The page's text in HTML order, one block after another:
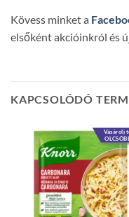
Kövess minket a
elsőként akcióinkról és
KAPCSOLÓDÓ
Vásárolj